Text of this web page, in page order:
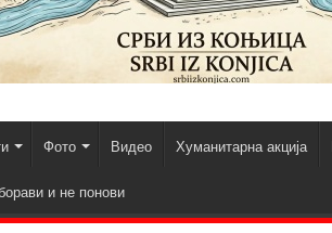
Фото Видео Хуманитарна акција
и не понови